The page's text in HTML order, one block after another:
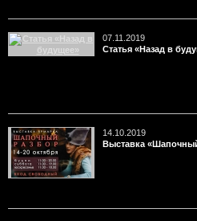
07.11.2019
Статья «Назад в
14.10.2019
Выставка